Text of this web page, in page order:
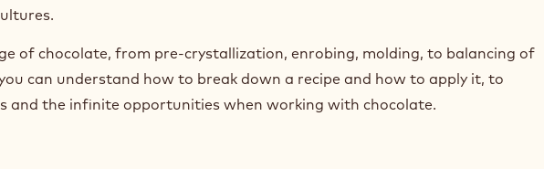
of chocolate, from pre-crystallization, enrobing, molding, to balancing of
can understand how to break down a recipe and how to apply it, to
and the infinite opportunities when working with chocolate.